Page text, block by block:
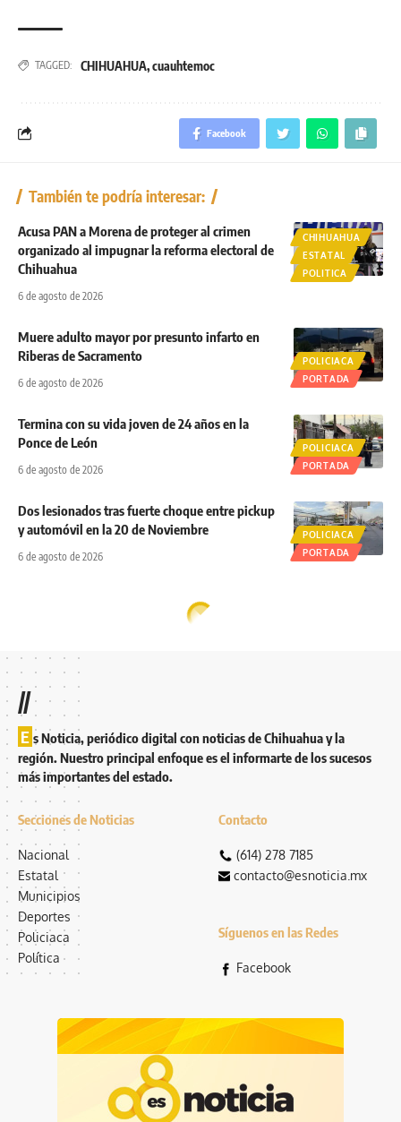
TAGGED: CHIHUAHUA,cuauhtemoc
Facebook
También te podría interesar:
CHIHUAHUA
ESTATAL
POLITICA
Acusa PAN a Morena de proteger al crimen
organizado al impugnar la reforma electoral de
Chihuahua
6 de agosto de 2026
POLICIACA
PORTADA
Muere adulto mayor por presunto infarto en
Riberas de Sacramento
6 de agosto de 2026
POLICIACA
PORTADA
Termina con su vida joven de 24 años en la
Ponce de León
6 de agosto de 2026
POLICIACA
PORTADA
Dos lesionados tras fuerte choque entre pickup
y automóvil en la 20 de Noviembre
6 de agosto de 2026
//
E s Noticia, periódico digital con noticias de Chihuahua y la
región. Nuestro principal enfoque es el informarte de los sucesos
más importantes del estado.
Secciones de Noticias
Nacional
Estatal
Municipios
Deportes
Policiaca
Política
Contacto
(614) 278 7185
contacto@esnoticia.mx
Síguenos en las Redes
Facebook